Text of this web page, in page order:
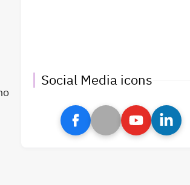
Social Media icons